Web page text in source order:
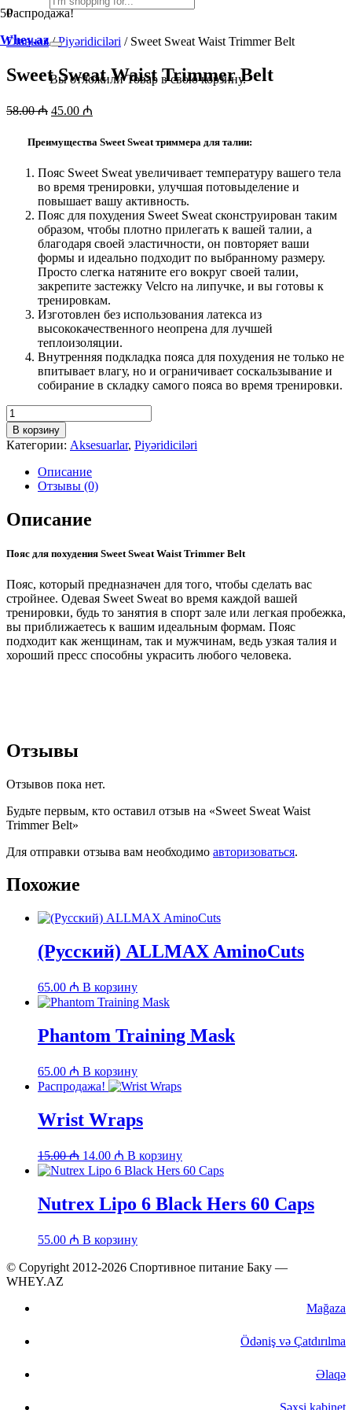
Whey.az
Вы отложилиТовар в свою корзину.
Распродажа!
Главная/Piyəridiciləri / Sweet Sweat Waist Trimmer Belt
Sweet Sweat Waist Trimmer Belt
58.00₼ Первоначальная
составляла
58.00 ₼.
45.00 ₼
45.00 ₼.
Преимущества Sweet Sweat триммера для талии:
Пояс Sweet Sweat увеличивает температуру вашего тела
во время тренировки, улучшая потовыделение и
повышает вашу активность.
Пояс для похудения Sweet Sweat сконструирован таким
образом, чтобы плотно прилегать к вашей талии, а
благодаря своей эластичности, он повторяет ваши
формы и идеально подходит по выбранному размеру.
Просто слегка натяните его вокруг своей талии,
закрепите застежку Velcro на липучке, и вы готовы к
тренировкам.
Изготовлен без использования латекса из
высококачественного неопрена для лучшей
теплоизоляции.
Внутренняя подкладка пояса для похудения не только не
впитывает влагу, но и ограничивает соскальзывание и
собирание в складку самого пояса во время тренировки.
Количество
товара
Sweet
Sweat
Waist
Trimmer
В корзину
Категории: Aksesuarlar, Piyəridiciləri
Описание
Отзывы (0)
Описание
Пояс для похудения Sweet Sweat Waist Trimmer Belt
Пояс, который предназначен для того, чтобы сделать вас
стройнее. Одевая Sweet Sweat во время каждой вашей
тренировки, будь то занятия в спорт зале или легкая пробежка,
вы приближаетесь к вашим идеальным формам. Пояс
подходит как женщинам, так и мужчинам, ведь узкая талия и
хороший пресс способны украсить любого человека.
Отзывы
Отзывов пока нет.
Будьте первым, кто оставил отзыв на «Sweet Sweat Waist
Trimmer Belt»
Для отправки отзыва вам необходимо авторизоваться.
Похожие
(Русский) ALLMAX AminoCuts
65.00 ₼ В корзину
Phantom Training Mask
65.00 ₼ В корзину
Распродажа!
Wrist Wraps
15.00₼ Первоначальная
цена
составляла
15.00 ₼.
14.00 ₼ Текущая
цена:
В корзину
Nutrex Lipo 6 Black Hers 60 Caps
55.00 ₼ В корзину
© Copyright 2012-2026 Спортивное питание Баку —
WHEY.AZ
Mağaza
Ödəniş və Çatdırılma
Əlaqə
Şəxsi kabinet